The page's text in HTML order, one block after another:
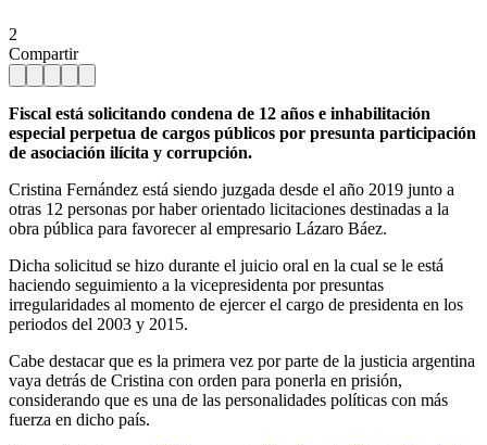
2
Compartir
Fiscal está solicitando condena de 12 años e inhabilitación
especial perpetua de cargos públicos por presunta participación
de asociación ilícita y corrupción.
Cristina Fernández está siendo juzgada desde el año 2019 junto a
otras 12 personas por haber orientado licitaciones destinadas a la
obra pública para favorecer al empresario Lázaro Báez.
Dicha solicitud se hizo durante el juicio oral en la cual se le está
haciendo seguimiento a la vicepresidenta por presuntas
irregularidades al momento de ejercer el cargo de presidenta en los
periodos del 2003 y 2015.
Cabe destacar que es la primera vez por parte de la justicia argentina
vaya detrás de Cristina con orden para ponerla en prisión,
considerando que es una de las personalidades políticas con más
fuerza en dicho país.